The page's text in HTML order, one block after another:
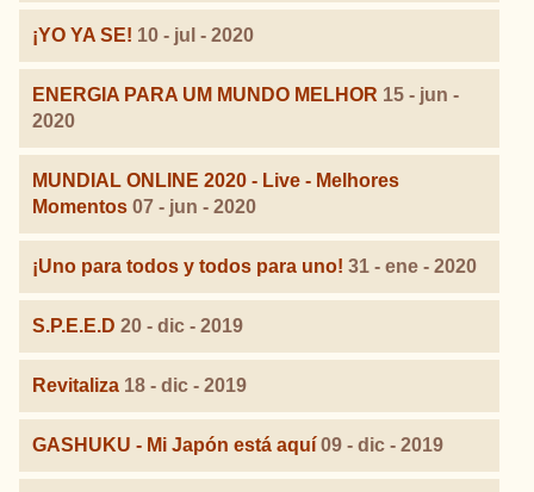
¡YO YA SE! 10 - jul - 2020
ENERGIA PARA UM MUNDO MELHOR 15 - jun -
2020
MUNDIAL ONLINE 2020 - Live - Melhores
Momentos 07 - jun - 2020
¡Uno para todos y todos para uno! 31 - ene - 2020
S.P.E.E.D 20 - dic - 2019
Revitaliza 18 - dic - 2019
GASHUKU - Mi Japón está aquí 09 - dic - 2019